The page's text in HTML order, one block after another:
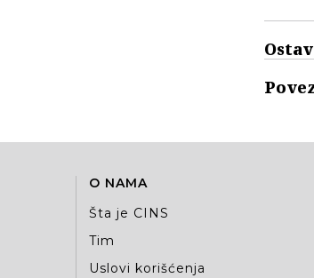
O NAMA
Šta je CINS
Tim
Uslovi korišćenja